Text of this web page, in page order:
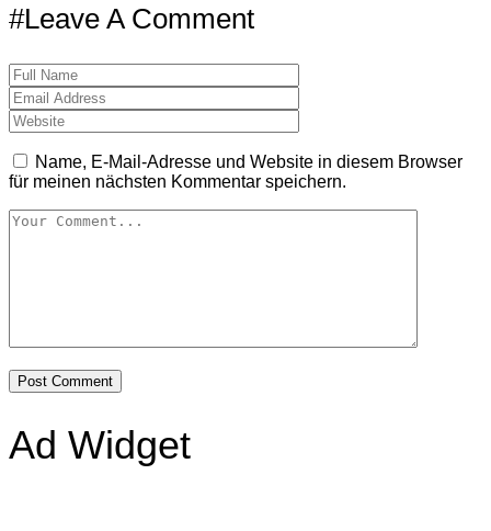
#Leave A Comment
Name, E-Mail-Adresse und Website in diesem Browser
für meinen nächsten Kommentar speichern.
Ad Widget